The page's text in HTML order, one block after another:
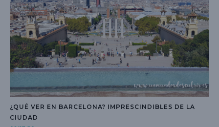
¿QUÉ VER EN BARCELONA? IMPRESCINDIBLES DE LA
CIUDAD